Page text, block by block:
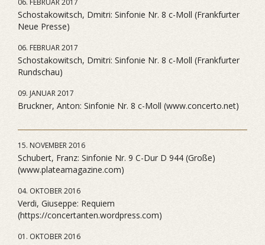
06. FEBRUAR 2017
Schostakowitsch, Dmitri: Sinfonie Nr. 8 c-Moll (Frankfurter
Neue Presse)
06. FEBRUAR 2017
Schostakowitsch, Dmitri: Sinfonie Nr. 8 c-Moll (Frankfurter
Rundschau)
09. JANUAR 2017
Bruckner, Anton: Sinfonie Nr. 8 c-Moll (www.concerto.net)
15. NOVEMBER 2016
Schubert, Franz: Sinfonie Nr. 9 C-Dur D 944 (Große)
(www.plateamagazine.com)
04. OKTOBER 2016
Verdi, Giuseppe: Requiem
(https://concertanten.wordpress.com)
01. OKTOBER 2016